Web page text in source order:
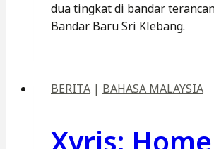
dua tingkat di bandar
Bandar Baru Sri Klebang.
BERITA | BAHASA MALAYSIA
Xyris: